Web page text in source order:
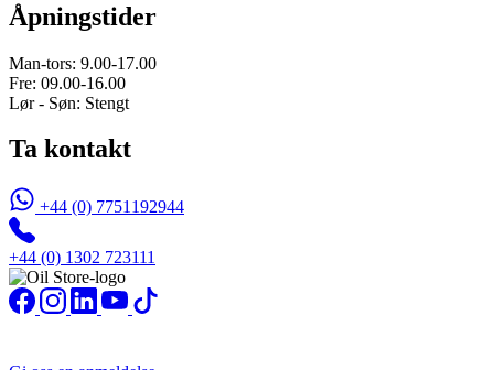
Åpningstider
Man-tors: 9.00-17.00
Fre: 09.00-16.00
Lør - Søn: Stengt
Ta kontakt
+44 (0) 7751192944
+44 (0) 1302 723111